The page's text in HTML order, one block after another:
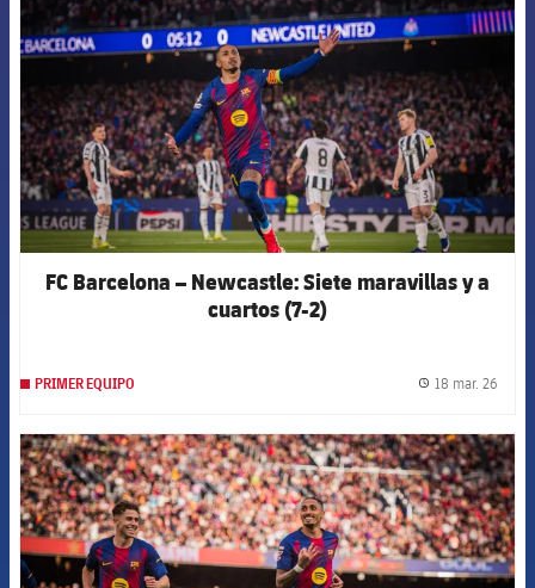
FC Barcelona – Newcastle: Siete maravillas y a
cuartos (7-2)
PRIMER EQUIPO 18 mar. 26
FCB Barcelona badge